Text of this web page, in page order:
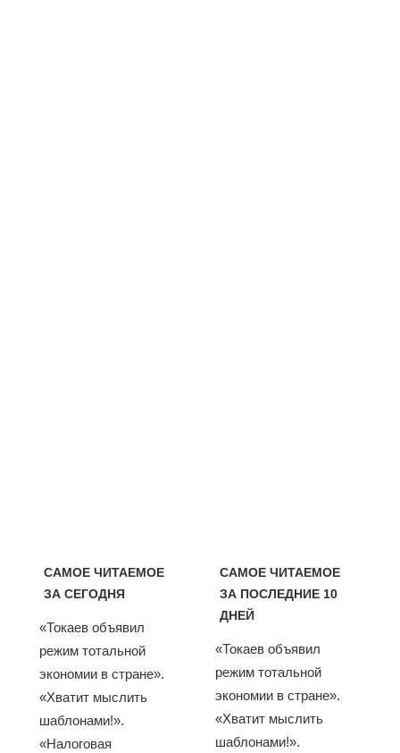
САМОЕ ЧИТАЕМОЕ
ЗА СЕГОДНЯ
«Токаев объявил
режим тотальной
экономии в стране».
«Хватит мыслить
шаблонами!».
«Налоговая
САМОЕ ЧИТАЕМОЕ
ЗА ПОСЛЕДНИЕ 10
ДНЕЙ
«Токаев объявил
режим тотальной
экономии в стране».
«Хватит мыслить
шаблонами!».